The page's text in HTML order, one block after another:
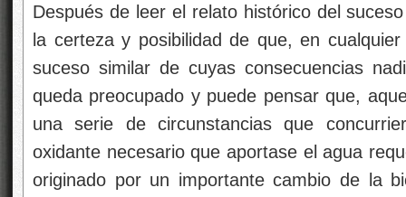
Después de leer el relato histórico del
la certeza y posibilidad de que, en
suceso similar de cuyas consecuencias
queda preocupado y puede pensar que,
una serie de circunstancias que
oxidante necesario que aportase el agua
originado por un importante cambio de la